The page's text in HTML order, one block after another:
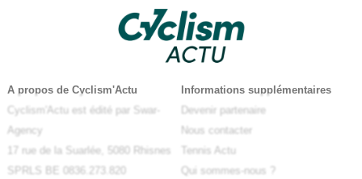
A propos de Cyclism'Actu
Cyclism'Actu est édité par Swar-
Agency
17 rue de la Suarlée, 5080 Rhisnes
SPRLS BE 0836.273.820
Informations supplémentaires
Devenir partenaire
Nous contacter
Tennis Actu
Qui sommes-nous ?